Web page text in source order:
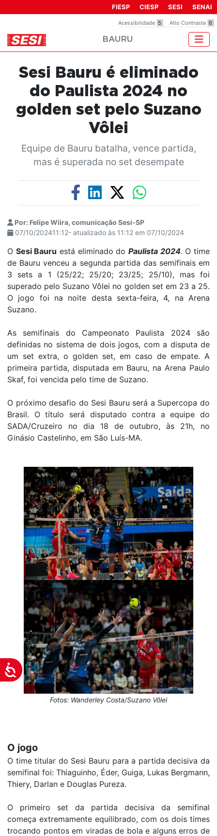
inclui
um
sistema
acessibilidade.
Acessibilidade
Acessibilidade 5 Alto Contraste 6
FIESP CIESP SESI SENAI
BAURU
Sesi Bauru é eliminado
do Paulista 2024 no
golden set pelo Suzano
Vôlei
Equipe de Bauru batalha, vence partida,
mas é superada no set desempate
Por: Felipe Wiira, comunicação Sesi-SP
07/10/202411:12- atualizado às 11:12 em 07/10/2024
O Sesi Bauru está eliminado doPaulista 2024. O time
de Bauru venceu a segunda partida das semifinais em
3 sets a 1 (25/22; 25/20; 23/25; 25/10), mas foi
superado pelo Suzano Vôlei no golden set em 23 a 25.
O jogo foi na noite desta sexta-feira, 4, na Arena
Suzano.
As semifinais do Campeonato Paulista 2024 são
definidas no sistema de dois jogos, com a disputa de
um set extra, o golden set, em caso de empate. A
primeira partida, disputada em Bauru, na Arena Paulo
Skaf, foi vencida pelo time de Suzano.
O próximo desafio do Sesi Bauru será a Supercopa do
Brasil. O título será disputado contra a equipe do
SADA/Cruzeiro no dia 18 de outubro, às 21h, no
Ginásio Castelinho, em São Luís-MA.
Fotos: Wanderley Costa/Suzano Vôlei
O jogo
O time titular do Sesi Bauru para a partida decisiva da
semifinal foi: Thiaguinho, Éder, Guiga, Lukas Bergmann,
Thiery, Darlan e Douglas Pureza.
O primeiro set da partida decisiva da semifinal
começa extremamente equilibrado, com os dois times
trocando pontos em viradas de bola e alguns erros de